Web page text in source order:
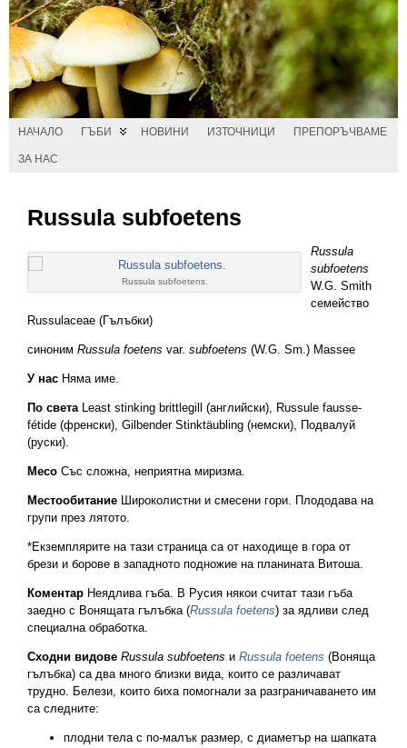
НАЧАЛО ГЪБИ НОВИНИ ИЗТОЧНИЦИ ПРЕПОРЪЧВАМЕ
ЗА НАС
Russula subfoetens
Russula subfoetens.
Russula
subfoetens
W.G. Smith
семейство
Russulaceae (Гълъбки)
синоним Russula foetens var. subfoetens (W.G. Sm.) Massee
У нас Няма име.
По светаLeast stinking brittlegill (английски), Russule fausse-
fétide (френски), Gilbender Stinktäubling (немски), Подвалуй
(руски).
Месо Със сложна, неприятна миризма.
Местообитание Широколистни и смесени гори. Плододава на
групи през лятото.
*Екземплярите на тази страница са от находище в гора от
брези и борове в западното подножие на планината Витоша.
Коментар Неядлива гъба. В Русия някои считат тази гъба
заедно с Вонящата гълъбка (Russula foetens) за ядливи след
специална обработка.
Сходни видове Russula subfoetens и Russula foetens (Воняща
гълъбка) са два много близки вида, които се различават
трудно. Белези, които биха помогнали за разграничаването им
са следните:
плодни тела с по-малък размер, с диаметър на шапката